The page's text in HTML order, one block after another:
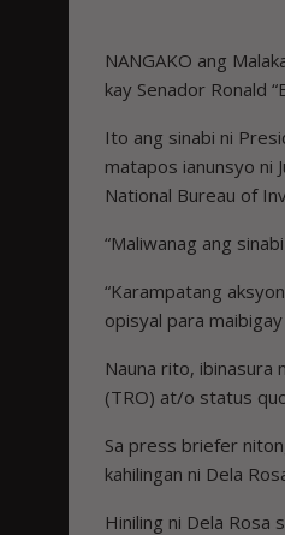
NANGAKO ang
kay Senador Ronald
Ito ang sinabi ni
matapos ianunsyo ni
National Bureau of
“Maliwanag ang
“Karampatang
opisyal para
Nauna rito, ibinasura
(TRO) at/o status
Sa press briefer
kahilingan ni Dela
Hiniling ni Dela Rosa